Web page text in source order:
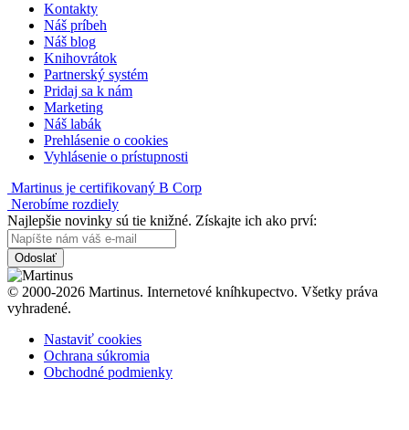
Kontakty
Náš príbeh
Náš blog
Knihovrátok
Partnerský systém
Pridaj sa k nám
Marketing
Náš labák
Prehlásenie o cookies
Vyhlásenie o prístupnosti
Martinus je certifikovaný B Corp
Nerobíme rozdiely
Najlepšie novinky sú tie knižné. Získajte ich ako prví:
Odoslať
© 2000-2026 Martinus. Internetové kníhkupectvo. Všetky práva
vyhradené.
Nastaviť cookies
Ochrana súkromia
Obchodné podmienky